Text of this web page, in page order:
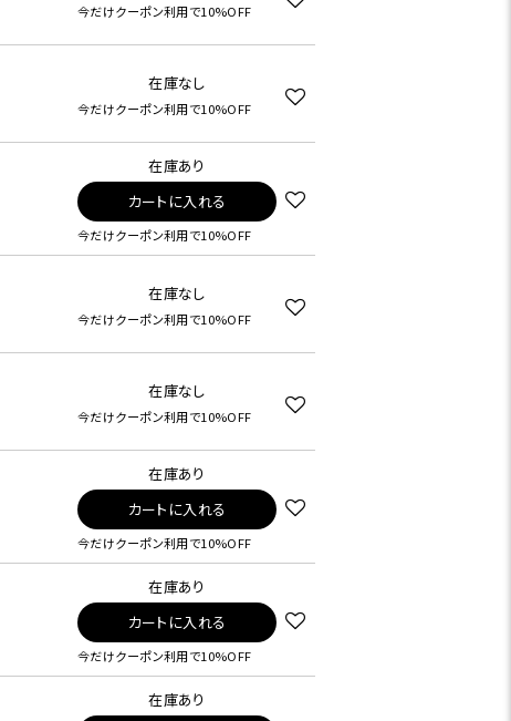
今だけクーポン利用で10%OFF
在庫なし
今だけクーポン利用で10%OFF
在庫あり
カートに入れる
今だけクーポン利用で10%OFF
在庫なし
今だけクーポン利用で10%OFF
在庫なし
今だけクーポン利用で10%OFF
在庫あり
カートに入れる
今だけクーポン利用で10%OFF
在庫あり
カートに入れる
今だけクーポン利用で10%OFF
在庫あり